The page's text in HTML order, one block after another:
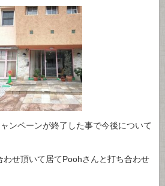
ンペーンが終了した事で今後について
わせ頂いて居てPoohさんと打ち合わせ